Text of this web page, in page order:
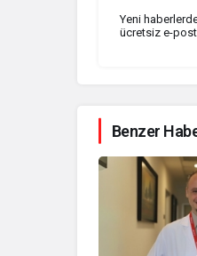
Yeni
ücretsiz e-
Benzer